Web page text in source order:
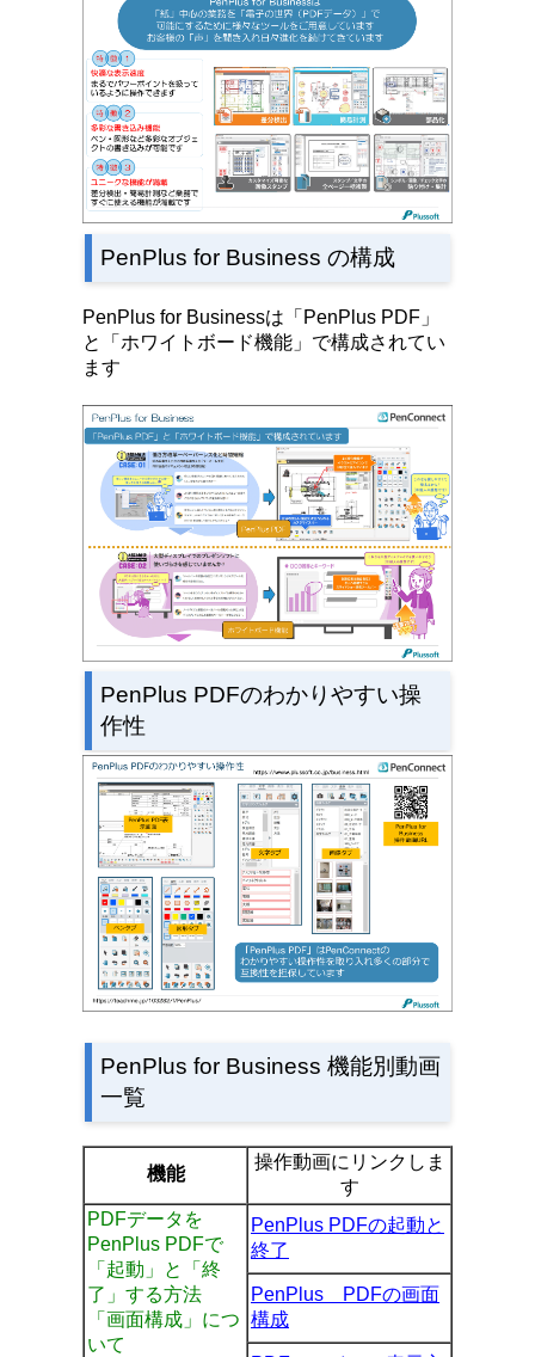
PenPlus for Business の構成
PenPlus for Businessは「PenPlus PDF」
と「ホワイトボード機能」で構成されてい
ます
PenPlus PDFのわかりやすい操
作性
PenPlus for Business 機能別動画
一覧
機能
操作動画にリンクしま
す
PDFデータを
PenPlus PDFで
「起動」と「終
了」する方法
「画面構成」につ
いて
PenPlus PDFの起動と
終了
PenPlus PDFの画面
構成